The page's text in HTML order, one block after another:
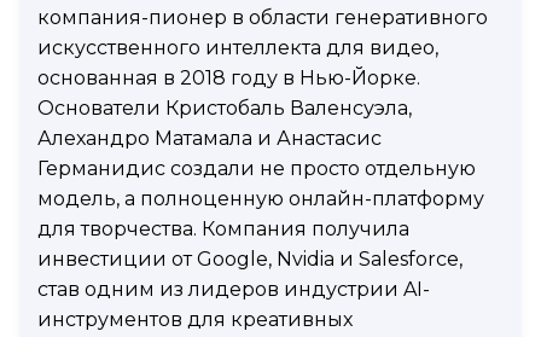
компания-пионер в области генеративного
искусственного интеллекта для видео,
основанная в 2018 году в Нью-Йорке.
Основатели Кристобаль Валенсуэла,
Алехандро Матамала и Анастасис
Германидис создали не просто отдельную
модель, а полноценную онлайн-платформу
для творчества. Компания получила
инвестиции от Google, Nvidia и Salesforce,
став одним из лидеров индустрии AI-
инструментов для креативных